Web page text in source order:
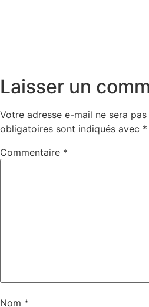
Laisser un
Votre adresse e-mail ne sera pas
obligatoires sont indiqués avec *
Commentaire *
Nom *